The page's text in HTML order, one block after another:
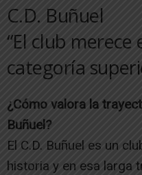
C.D. Buñuel
“El club merece
categoría
¿Cómo valora la
Buñuel?
El C.D. Buñuel es un
historia y en esa larga